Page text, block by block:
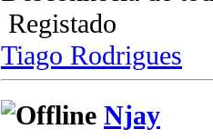
Registado
Tiago Rodrigues
Njay